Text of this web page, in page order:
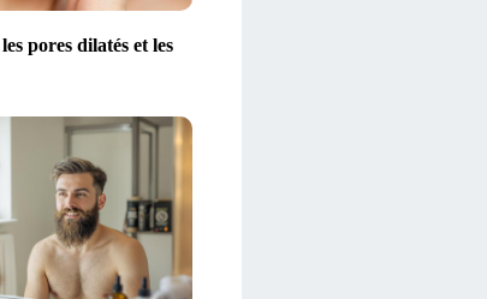
pores dilatés et les